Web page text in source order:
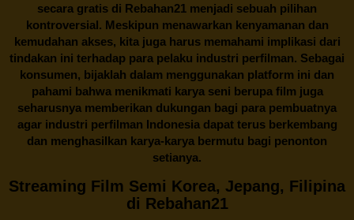
secara gratis di Rebahan21 menjadi sebuah pilihan
kontroversial. Meskipun menawarkan kenyamanan dan
kemudahan akses, kita juga harus memahami implikasi dari
tindakan ini terhadap para pelaku industri perfilman. Sebagai
konsumen, bijaklah dalam menggunakan platform ini dan
pahami bahwa menikmati karya seni berupa film juga
seharusnya memberikan dukungan bagi para pembuatnya
agar industri perfilman Indonesia dapat terus berkembang
dan menghasilkan karya-karya bermutu bagi penonton
setianya.
Streaming Film Semi Korea, Jepang, Filipina
di Rebahan21